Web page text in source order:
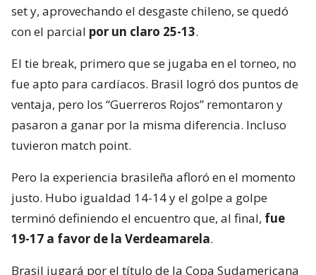
set y, aprovechando el desgaste chileno, se quedó
con el parcial por un claro 25-13.
El tie break, primero que se jugaba en el torneo, no
fue apto para cardíacos. Brasil logró dos puntos de
ventaja, pero los “Guerreros Rojos” remontaron y
pasaron a ganar por la misma diferencia. Incluso
tuvieron match point.
Pero la experiencia brasileña afloró en el momento
justo. Hubo igualdad 14-14 y el golpe a golpe
terminó definiendo el encuentro que, al final, fue
19-17 a favor de la Verdeamarela.
Brasil jugará por el título de la Copa Sudamericana